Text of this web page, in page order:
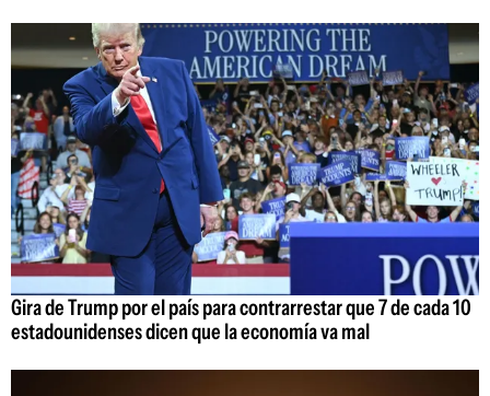
Gira de Trump por el país para contrarrestar que 7 de cada 10
estadounidenses dicen que la economía va mal